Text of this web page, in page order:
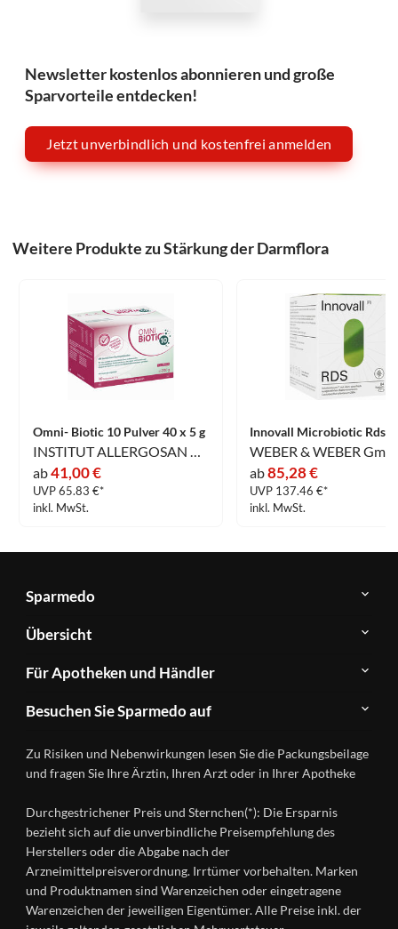
Newsletter kostenlos abonnieren und große
Sparvorteile entdecken!
Jetzt unverbindlich und kostenfrei anmelden
Weitere Produkte zu Stärkung der Darmflora
Omni- Biotic 10 Pulver 40 x 5 g
INSTITUT ALLERGOSAN Deutschland (privat) GmbH
ab41,00 €
UVP 65.83 €*
inkl. MwSt.
WEBER & WEBER
ab85,28 €
UVP 137.46 €*
inkl. MwSt.
Sparmedo
Über
Sparmedo
FAQ
Kontakt
Datenschutz
Nutzungsbedingungen
Übersicht
Herstellerverzeichnis
Produkte
A-
Ratgeber
Wirkstoffe
Gesundheitsmagazin
Für Apotheken und Händler
&
Händlerlogin
Besuchen Sie Sparmedo auf
Instagram
Zu Risiken und Nebenwirkungen lesen Sie die Packungsbeilage
und fragen Sie Ihre Ärztin, Ihren Arzt oder in Ihrer Apotheke
Durchgestrichener Preis und Sternchen(*): Die Ersparnis
bezieht sich auf die unverbindliche Preisempfehlung des
Herstellers oder die Abgabe nach der
Arzneimittelpreisverordnung. Irrtümer vorbehalten. Marken
und Produktnamen sind Warenzeichen oder eingetragene
Warenzeichen der jeweiligen Eigentümer. Alle Preise inkl. der